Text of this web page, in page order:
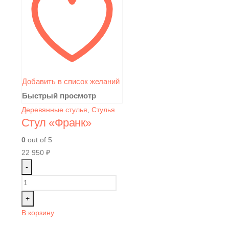
Добавить в список желаний
Быстрый просмотр
Деревянные стулья Стулья
Стул «Франк»
0 out of 5
22 950 ₽
-
+
В корзину